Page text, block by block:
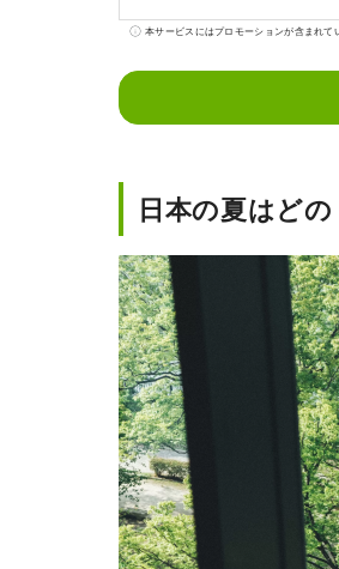
本サービスにはプロモーションが含まれて
日本の夏はど